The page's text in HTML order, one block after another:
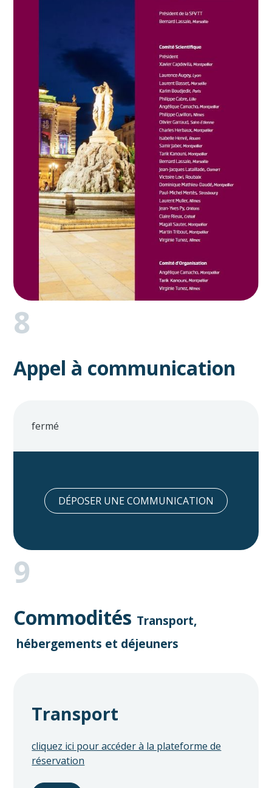
8
Appel à communication
fermé
DÉPOSER UNE COMMUNICATION
9
Commodités Transport,
hébergements et déjeuners
Transport
cliquez ici pour accéder à la plateforme de
réservation